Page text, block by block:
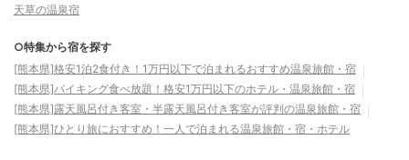
天草の温泉宿
○特集から宿を探す
[熊本県]格安1泊2食付き！1万円以下で泊まれるおすすめ温泉旅館・宿
[熊本県]バイキング食べ放題！格安1万円以下のホテル・温泉旅館・宿
[熊本県]露天風呂付き客室・半露天風呂付き客室が評判の温泉旅館・宿
[熊本県]ひとり旅におすすめ！一人で泊まれる温泉旅館・宿・ホテル